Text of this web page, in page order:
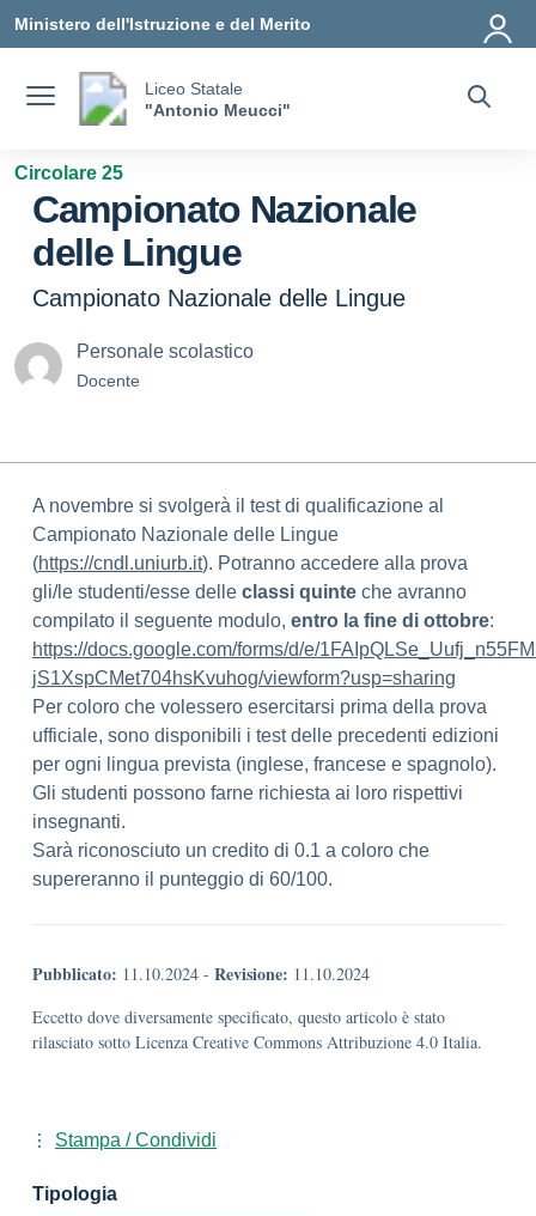
Ministero dell'Istruzione e del Merito
Liceo Statale
"Antonio Meucci"
Circolare 25
Campionato Nazionale
delle Lingue
Campionato Nazionale delle Lingue
Personale scolastico
Docente
A novembre si svolgerà il test di qualificazione al
Campionato Nazionale delle Lingue
(https://cndl.uniurb.it). Potranno accedere alla prova
gli/le studenti/esse delle classi quinte che avranno
compilato il seguente modulo, entro la fine di ottobre:
https://docs.google.com/forms/d/e/
jS1XspCMet704hsKvuhog/viewform?usp=sharing
Per coloro che volessero esercitarsi prima della prova
ufficiale, sono disponibili i test delle precedenti edizioni
per ogni lingua prevista (inglese, francese e spagnolo).
Gli studenti possono farne richiesta ai loro rispettivi
insegnanti.
Sarà riconosciuto un credito di 0.1 a coloro che
supereranno il punteggio di 60/100.
Pubblicato: 11.10.2024 - Revisione: 11.10.2024
Eccetto dove diversamente specificato, questo articolo è stato
rilasciato sotto Licenza Creative Commons Attribuzione 4.0 Italia.
Stampa / Condividi
Tipologia